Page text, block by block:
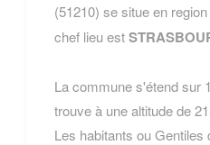
(51210) se situe en region
chef lieu est
La commune s'étend sur
trouve à une altitude de
Les habitants ou